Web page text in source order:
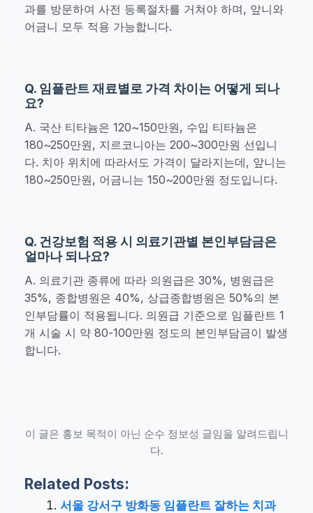
과를 방문하여 사전 등록절차를 거쳐야 하며, 앞니와
어금니 모두 적용 가능합니다.
Q. 임플란트 재료별로 가격 차이는 어떻게 되나
요?
A. 국산 티타늄은 120~150만원, 수입 티타늄은
180~250만원, 지르코니아는 200~300만원 선입니
다. 치아 위치에 따라서도 가격이 달라지는데, 앞니는
180~250만원, 어금니는 150~200만원 정도입니다.
Q. 건강보험 적용 시 의료기관별 본인부담금은
얼마나 되나요?
A. 의료기관 종류에 따라 의원급은 30%, 병원급은
35%, 종합병원은 40%, 상급종합병원은 50%의 본
인부담률이 적용됩니다. 의원급 기준으로 임플란트 1
개 시술 시 약 80-100만원 정도의 본인부담금이 발생
합니다.
이 글은 홍보 목적이 아닌 순수 정보성 글임을 알려드립니
다.
Related Posts:
서울 강서구 방화동 임플란트 잘하는 치과